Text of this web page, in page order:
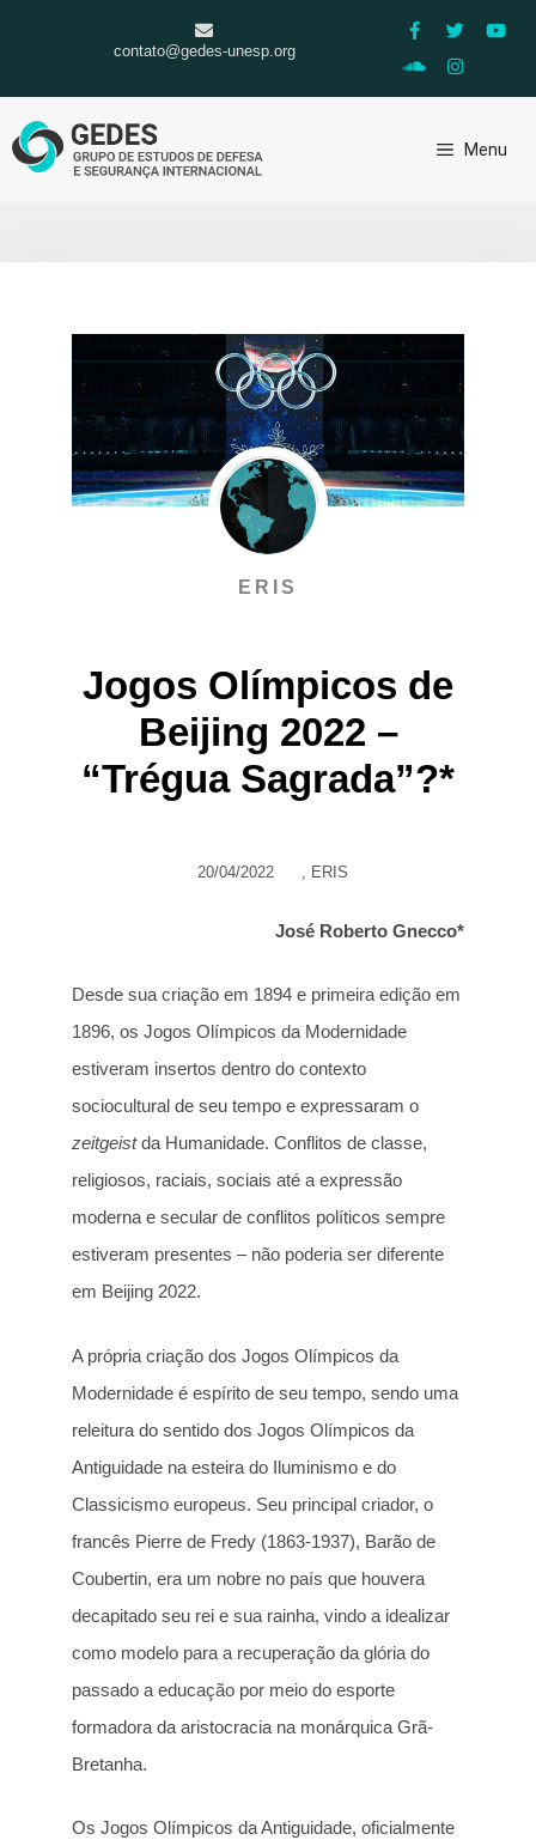
contato@gedes-unesp.org
Menu
ERIS
Jogos Olímpicos de
Beijing 2022 –
“Trégua Sagrada”?*
20/04/2022 ERIS
José Roberto Gnecco*
Desde sua criação em 1894 e primeira edição em
1896, os Jogos Olímpicos da Modernidade
estiveram insertos dentro do contexto
sociocultural de seu tempo e expressaram o
zeitgeistda Humanidade. Conflitos de classe,
religiosos, raciais, sociais até a expressão
moderna e secular de conflitos políticos sempre
estiveram presentes – não poderia ser diferente
em Beijing 2022.
A própria criação dos Jogos Olímpicos da
Modernidade é espírito de seu tempo, sendo uma
releitura do sentido dos Jogos Olímpicos da
Antiguidade na esteira do Iluminismo e do
Classicismo europeus. Seu principal criador, o
francês Pierre de Fredy (1863-1937), Barão de
Coubertin, era um nobre no país que houvera
decapitado seu rei e sua rainha, vindo a idealizar
como modelo para a recuperação da glória do
passado a educação por meio do esporte
formadora da aristocracia na monárquica Grã-
Bretanha.
Os Jogos Olímpicos da Antiguidade, oficialmente